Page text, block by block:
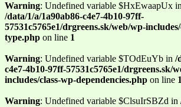
Warning: Undefined variable $HxEwaapUx in
/data/1/a/1a90ab86-c4e7-4b10-97ff-
57531c5765e1/drgreens.sk/web/wp-
type.php on line 1
Warning: Undefined variable $TOdEuYb in /
c4e7-4b10-97ff-57531c5765e1/drgreens.sk/
includes/class-wp-dependencies.php on line 1
Warning: Undefined variable $ClsuIrSBZd in